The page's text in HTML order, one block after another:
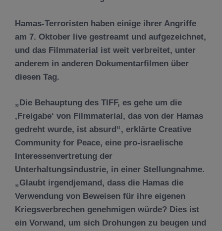
Hamas-Terroristen haben einige ihrer Angriffe
am 7. Oktober live gestreamt und aufgezeichnet,
und das Filmmaterial ist weit verbreitet, unter
anderem in anderen Dokumentarfilmen über
diesen Tag.
„Die Behauptung des TIFF, es gehe um die
‚Freigabe‘ von Filmmaterial, das von der Hamas
gedreht wurde, ist absurd“, erklärte Creative
Community for Peace, eine pro-israelische
Interessenvertretung der
Unterhaltungsindustrie, in einer Stellungnahme.
„Glaubt irgendjemand, dass die Hamas die
Verwendung von Beweisen für ihre eigenen
Kriegsverbrechen genehmigen würde? Dies ist
ein Vorwand, um sich Drohungen zu beugen und